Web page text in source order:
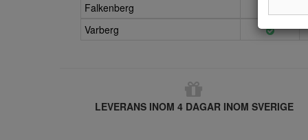
Falkenberg
Varberg
LEVERANS INOM 4 DAGAR INOM SVERIGE